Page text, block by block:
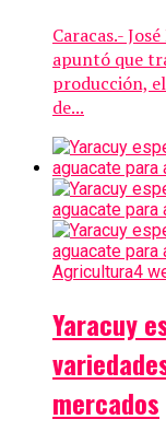
Caracas.-
apuntó que
producción,
de...
Agricultura4
Yaracuy
mercados